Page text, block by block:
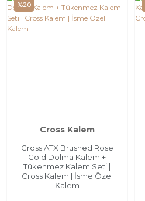
%20
Cross Kalem
Cross ATX Brushed Rose
Gold Dolma Kalem +
Tükenmez Kalem Seti |
Cross Kalem | İsme Özel
Kalem